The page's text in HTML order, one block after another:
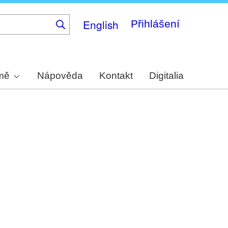
English Přihlášení
Nápověda Kontakt Digitalia